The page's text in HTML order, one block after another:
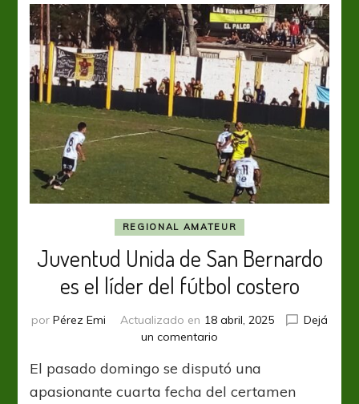
Federal
REGIONAL AMATEUR
Juventud Unida de San Bernardo
es el líder del fútbol costero
por Pérez Emi Actualizado en 18 abril, 2025
Dejá
un comentario
Unida
de
El pasado domingo se disputó una
apasionante cuarta fecha del certamen